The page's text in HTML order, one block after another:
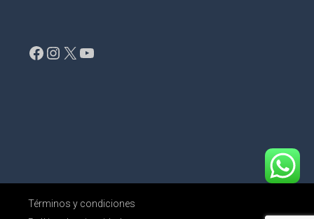
Facebook
Instagram
X YouTube
Términos y condiciones